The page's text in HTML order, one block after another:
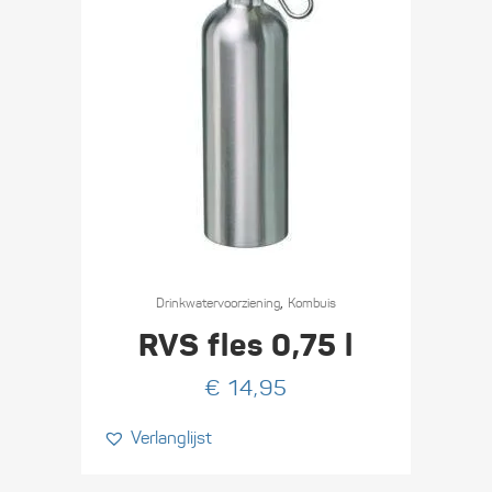
Drinkwater­voorziening, Kombuis
RVS fles 0,75 l
€ 14,95
Verlanglijst